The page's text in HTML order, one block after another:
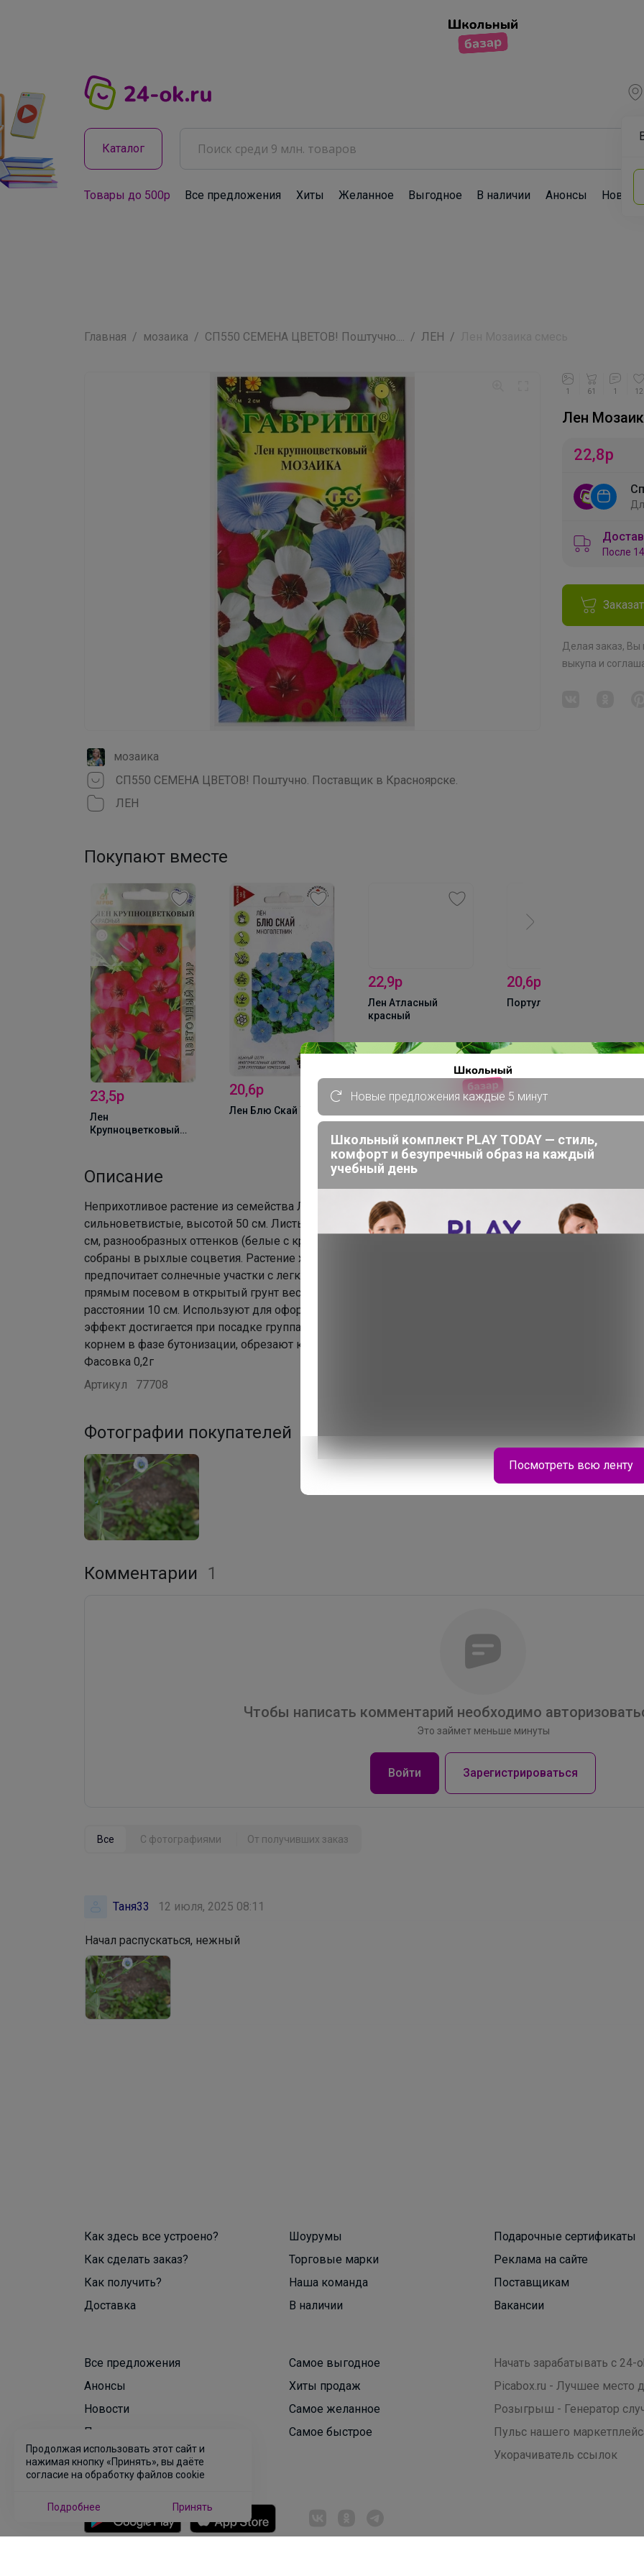
Каталог
Товары до 500р Все предложения Хиты Желанное Выгодное В наличии Анонсы Новости
Главная мозаика СП550 СЕМЕНА ЦВЕТОВ! Поштучно.... ЛЕН
мозаика
СП550 СЕМЕНА ЦВЕТОВ! Поштучно. Поставщик в Красноярске.
ЛЕН
Покупают вместе
23,5р
Лен
Крупноцветковый
20,6р
Лен Блю Скай УС
22,9р
Лен Атласный
красный
20,6р
Портулак Фламенко
Описание
Неприхотливое растение из семейства Льновые. Стебли прямостоячие, изящные,
сильноветвистые, высотой 50 см. Листья сидячие, ланцетные. Цветки диаметром 2
см, разнообразных оттенков (белые с красным глазком, голубые, красные)
собраны в рыхлые соцветия. Растение холодостойкое, неприхотливое,
предпочитает солнечные участки с легкими почвами без застоя воды. Размножают
прямым посевом в открытый грунт весной или под зиму. Всходы прореживают на
расстоянии 10 см. Используют для оформления садового участка, наибольший
эффект достигается при посадке группами. Для букетов лен выдергивают с
корнем в фазе бутонизации, обрезают корни и ставят в воду.
Фасовка 0,2г
Артикул
77708
1 61 1 12
Лен
22,8р
После
Делая заказ, Вы
выкупа и
Фотографии покупателей
Комментарии 1
Чтобы написать комментарий необходимо
Это займет меньше минуты
Войти Зарегистрироваться
Все С фотографиями От получивших заказ
Таня33 12 июля, 2025 08:11
Начал распускаться, нежный
Как здесь все устроено?
Как сделать заказ?
Как получить?
Доставка
Шоурумы
Торговые марки
Наша команда
В наличии
Подарочные сертификаты
Реклама на сайте
Поставщикам
Вакансии
Все предложения
Анонсы
Новости
Поддержка альпак
Самое выгодное
Хиты продаж
Самое желанное
Самое быстрое
Начать зарабатывать с 24-
Picabox.ru - Лучшее место
Розыгрыш - Генератор
Пульс нашего
Укорачиватель ссылок
Новые предложения каждые 5 минут
Школьный комплект PLAY TODAY — стиль,
комфорт и безупречный образ на каждый
учебный день
Посмотреть всю ленту
Продолжая использовать этот сайт и
нажимая кнопку «Принять», вы даёте
согласие на обработку файлов cookie
Подробнее Принять